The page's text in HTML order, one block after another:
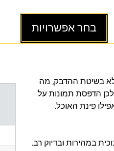
בחר אפשרויות
בשיטת ההדבק, מה
הדפסת תמונות על
פינת האוכל.
במהירות ובדיוק רב.